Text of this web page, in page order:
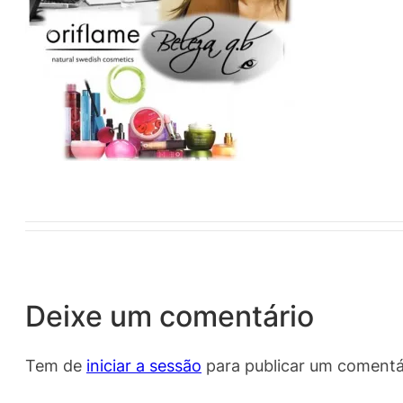
Deixe um comentário
Tem de iniciar a sessão para publicar um